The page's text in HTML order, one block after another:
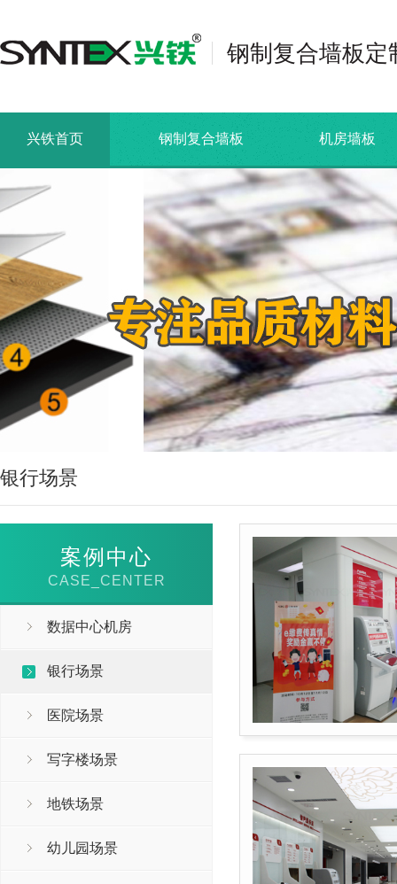
钢制复合墙板定
兴铁首页 钢制复合墙板 机房墙板
银行场景
案例中心
CASE_CENTER
数据中心机房
银行场景
医院场景
写字楼场景
地铁场景
幼儿园场景